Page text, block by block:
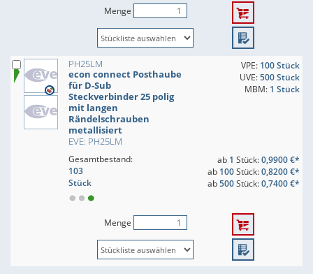
Menge
PH25LM
econ connect Posthaube
für D-Sub
Steckverbinder 25 polig
mit langen
Rändelschrauben
metallisiert
EVE: PH25LM
VPE: 100 Stück
UVE:500 Stück
MBM: 1 Stück
Gesamtbestand:
103
Stück
ab 1 Stück:0,9900 €*
ab 100Stück:0,8200 €*
ab500Stück:0,7400 €*
Menge